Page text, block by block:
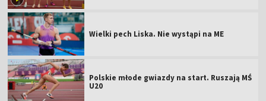
Wielki pech Liska. Nie wystąpi na ME
Polskie młode gwiazdy na start. Ruszają MŚ
U20